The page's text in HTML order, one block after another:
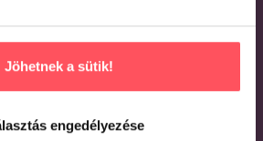
Jöhetnek a sütik!
engedélyezése